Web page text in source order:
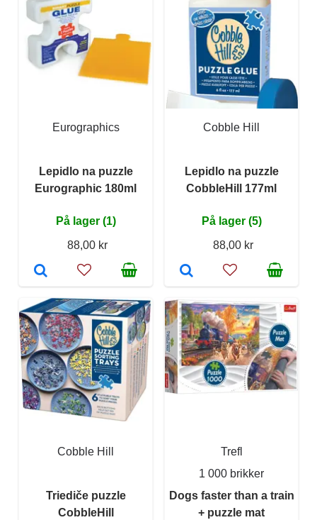
Eurographics
Lepidlo na puzzle
Eurographic 180ml
På lager (1)
88,00 kr
Cobble Hill
Lepidlo na puzzle
CobbleHill 177ml
På lager (5)
88,00 kr
Cobble Hill
Triediče puzzle
CobbleHill
Trefl
1 000 brikker
Dogs faster than a train
+ puzzle mat